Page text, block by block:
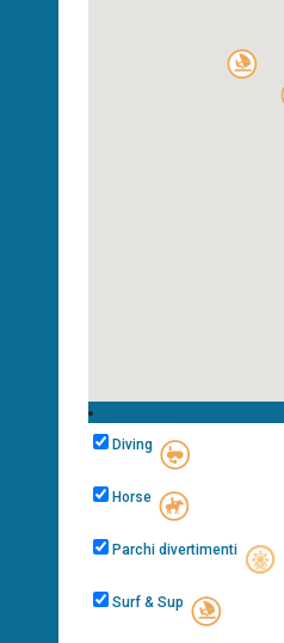
Diving
Horse
Parchi divertimenti
Surf & Sup